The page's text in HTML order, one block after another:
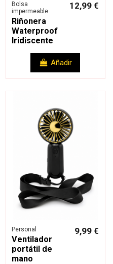
Bolsa
impermeable
Riñonera
Waterproof
Iridiscente
12,99 €
Añadir
Personal
Ventilador
portátil de
mano
9,99 €